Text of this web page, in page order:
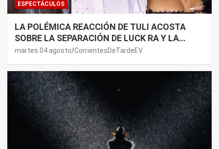
ESPECTÁCULOS
LA POLÉMICA REACCIÓN DE TULI ACOSTA
SOBRE LA SEPARACIÓN DE LUCK RA Y LA
JOAQUI: “¿MI VERDAD?”
martes 04 agosto CorrientesDeTardeEV